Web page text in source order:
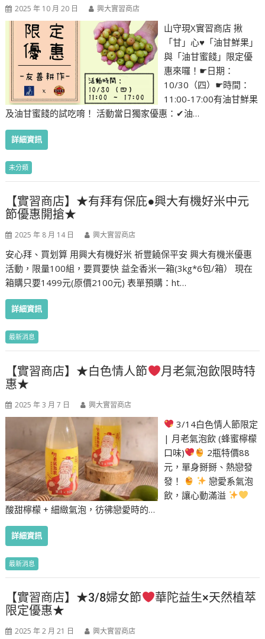
2025 年 10 月 20 日 興大實習商店
山守現X實習商店 揪
「甘」心♥︎「油甘鮮果」
與「油甘蜜餞」限定優
惠來囉！☛日期：
10/30（四）☛時間：
11:00-17:00有油甘鮮果
及油甘蜜餞的試吃唷！ 活動當日獨家優惠：✔油…
詳細資訊
未分類
【實習商店】★有拜有保庇●興大有機好米中元
節優惠開搶★
2025 年 8 月 14 日 興大實習商店
安心拜、買划算 用興大有機好米 祈豐饒保平安 興大有機米優惠
活動，限量100組，要買要快 益全香米一箱(3kg*6包/箱） 現在
箱購只要1499元(原價2100元) 表單預購：ht…
詳細資訊
最新消息
【實習商店】★白色情人節
月老氣泡飲限時特
惠★
2025 年 3 月 7 日 興大實習商店
3/14白色情人節限定
| 月老氣泡飲 (蜂蜜檸檬
口味)
2瓶特價88
元，單身掰掰、熱戀發
發！
戀愛系氣泡
飲，讓心動滿溢
酸甜檸檬 + 細緻氣泡，彷彿戀愛時的…
詳細資訊
最新消息
【實習商店】★3/8婦女節
華陀益生×天然植萃
限定優惠★
2025 年 2 月 21 日 興大實習商店